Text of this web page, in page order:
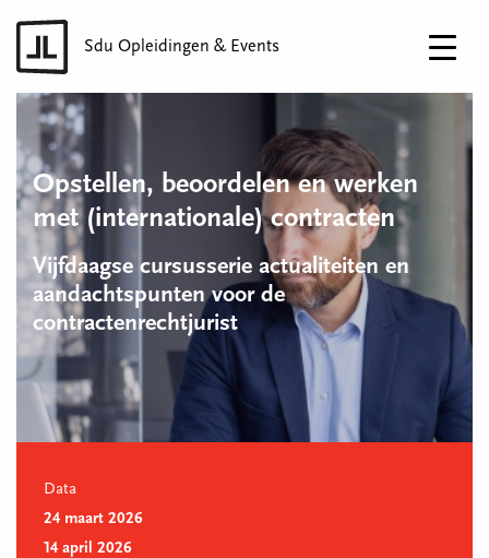
Sdu Opleidingen & Events
Opstellen, beoordelen en werken
met (internationale) contracten
Vijfdaagse cursusserie actualiteiten en
aandachtspunten voor de
contractenrechtjurist
Data
24 maart 2026
14 april 2026